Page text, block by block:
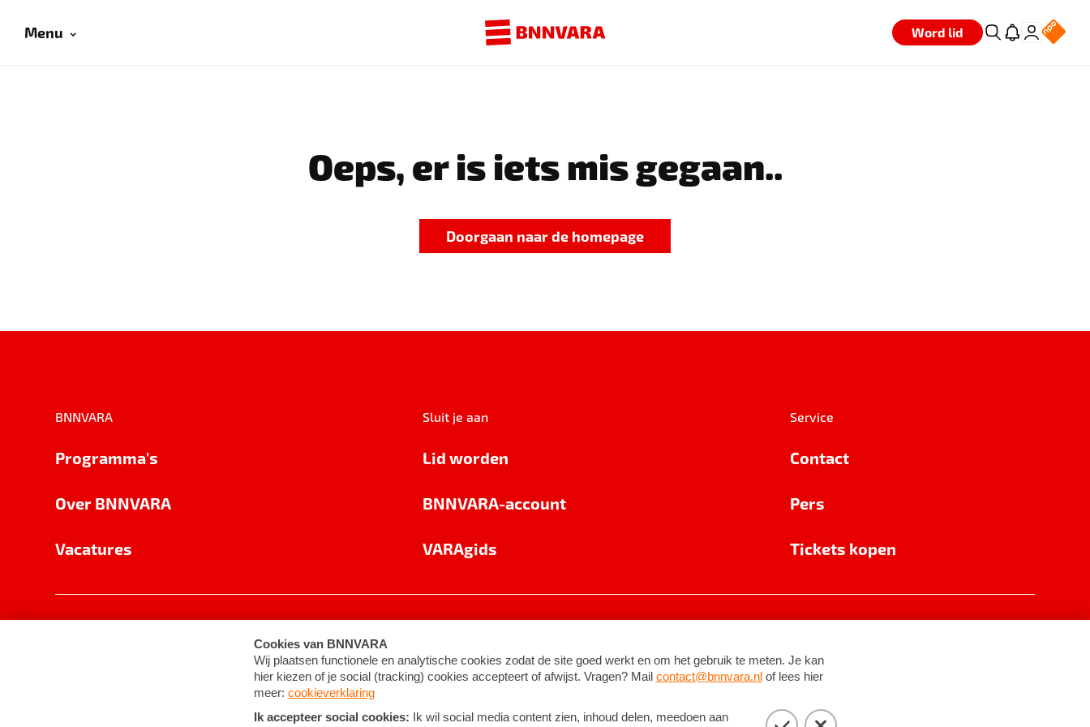
Menu Word lid
Oeps, er is iets mis gegaan..
Doorgaan naar de homepage
BNNVARA
Programma's
Over BNNVARA
Vacatures
Sluit je aan
Lid worden
BNNVARA-account
VARAgids
Service
Contact
Pers
Tickets kopen
Cookie-instellingen Algemene voorwaarden ©2026BNNVARA